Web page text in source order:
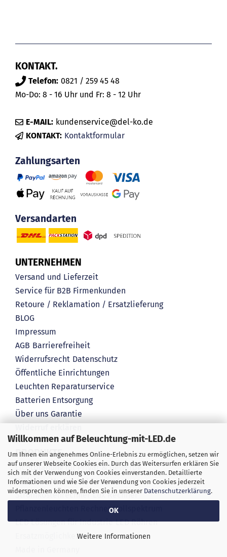
Willkommen auf Beleuchtung-mit-LED.de
Um Ihnen ein angenehmes Online-Erlebnis zu ermöglichen, setzen wir
auf unserer Webseite Cookies ein. Durch das Weitersurfen erklären Sie
sich mit der Verwendung von Cookies einverstanden. Detaillierte
Informationen und wie Sie der Verwendung von Cookies jederzeit
widersprechen können, finden Sie in unserer Datenschutzerklärung.
OK
Weitere Informationen
KONTAKT.
Telefon: 0821 / 259 45 48
Mo-Do: 8 - 16 Uhr und Fr: 8 - 12 Uhr
E-MAIL: kundenservice@del-ko.de
KONTAKT: Kontaktformular
Zahlungsarten
Versandarten
UNTERNEHMEN
Versand und Lieferzeit
Service für B2B Firmenkunden
Retoure / Reklamation / Ersatzlieferung
BLOG
Impressum
AGB Barrierefreiheit
Widerrufsrecht Datenschutz
Öffentliche Einrichtungen
Leuchten Reparaturservice
Batterien Entsorgung
Über uns Garantie
PRODUKTE
Lichtplanung für Privat & Gewerbe
Bioledex Marke und Sortiment
Stromkostenrechner Lux Rechner
Pflanzenleuchten Rechner Vollspektrum
LED Lösungen für Industrie LED Röhren
Ersatzmöglichkeiten